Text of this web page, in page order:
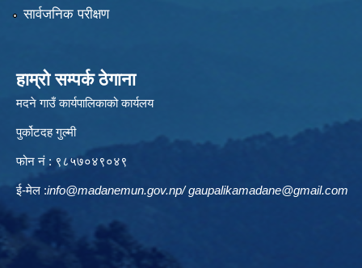
सार्वजनिक परीक्षण
हाम्रो सम्पर्क ठेगाना
मदने गाउँ कार्यपालिकाको कार्यलय
पुर्कोटदह गुल्मी
फोन नं : ९८५७०४९०४९
ई-मेल :info@madanemun.gov.np/gaupalikamadane@gmail.com